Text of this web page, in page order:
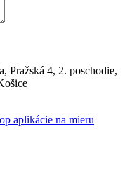
Pražská 4, 2. poschodie,